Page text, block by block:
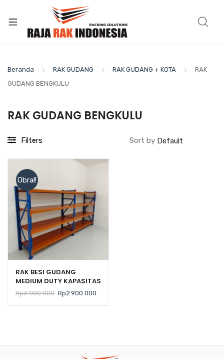
Beranda RAK GUDANG RAK GUDANG + KOTA
RAK
GUDANG BENGKULU
RAK GUDANG BENGKULU
Filters Sort by
Obral!
RAK BESI GUDANG
MEDIUM DUTY KAPASITAS
300 KG TIPE ZA-300
Rp3.000.000 Harga
Rp2.900.000